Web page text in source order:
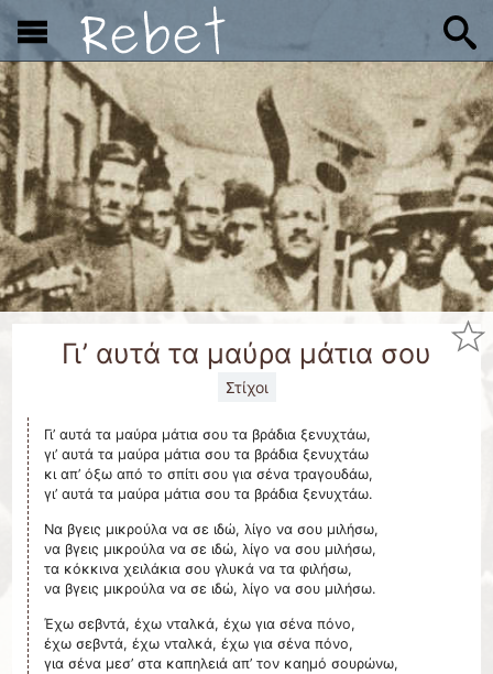
x
Γι’ αυτά τα μαύρα μάτια σου
Στίχοι
Γι’ αυτά τα μαύρα μάτια σου τα βράδια ξενυχτάω,
γι’ αυτά τα μαύρα μάτια σου τα βράδια ξενυχτάω
κι απ’ όξω από το σπίτι σου για σένα τραγουδάω,
γι’ αυτά τα μαύρα μάτια σου τα βράδια ξενυχτάω.
Να βγεις μικρούλα να σε ιδώ, λίγο να σου μιλήσω,
να βγεις μικρούλα να σε ιδώ, λίγο να σου μιλήσω,
τα κόκκινα χειλάκια σου γλυκά να τα φιλήσω,
να βγεις μικρούλα να σε ιδώ, λίγο να σου μιλήσω.
Έχω σεβντά, έχω νταλκά, έχω για σένα πόνο,
έχω σεβντά, έχω νταλκά, έχω για σένα πόνο,
για σένα μεσ’ στα καπηλειά απ’ τον καημό σουρώνω,